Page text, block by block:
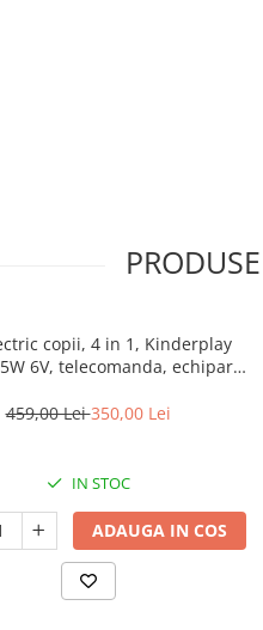
copii, 4 in 1, Kinderplay
6V, telecomanda, echipare
459,00 Lei350,00 Lei
IN STOC
ADAUGA IN COS